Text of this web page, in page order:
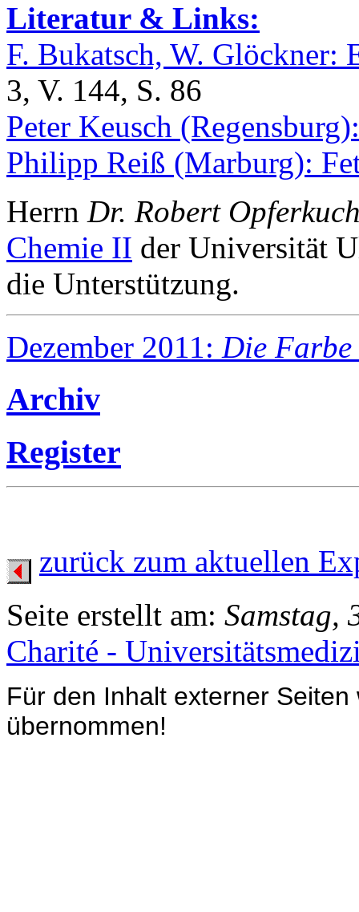
Literatur & Links:
F. Bukatsch, W. Glöckner:
3, V. 144, S. 86
Peter Keusch
Philipp Reiß (Marburg):
Herrn Dr. Robert
Chemie II der Universität
die Unterstützung.
Dezember 2011: Die
Archiv
Register
zurück zum aktuellen
Seite erstellt am: Samstag,
Charité -
Für den Inhalt externer
übernommen!